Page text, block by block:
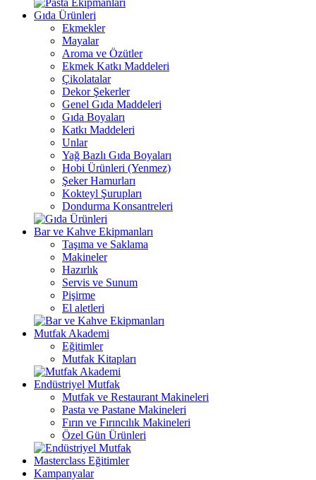
Gıda Ürünleri
Ekmekler
Mayalar
Aroma ve Özütler
Ekmek Katkı Maddeleri
Çikolatalar
Dekor Şekerler
Genel Gıda Maddeleri
Gıda Boyaları
Katkı Maddeleri
Unlar
Yağ Bazlı Gıda Boyaları
Hobi Ürünleri (Yenmez)
Şeker Hamurları
Kokteyl Şurupları
Dondurma Konsantreleri
Bar ve Kahve Ekipmanları
Taşıma ve Saklama
Makineler
Hazırlık
Servis ve Sunum
Pişirme
El aletleri
Mutfak Akademi
Eğitimler
Mutfak Kitapları
Endüstriyel Mutfak
Mutfak ve Restaurant Makineleri
Pasta ve Pastane Makineleri
Fırın ve Fırıncılık Makineleri
Özel Gün Ürünleri
Masterclass Eğitimler
Kampanyalar